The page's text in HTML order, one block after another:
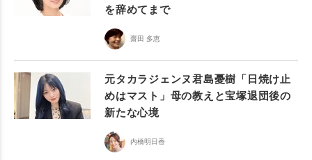
を辞めてまで
齋田 多恵
元タカラジェンヌ君島憂樹「日焼け止
めはマスト」母の教えと宝塚退団後の
新たな心境
内橋明日香